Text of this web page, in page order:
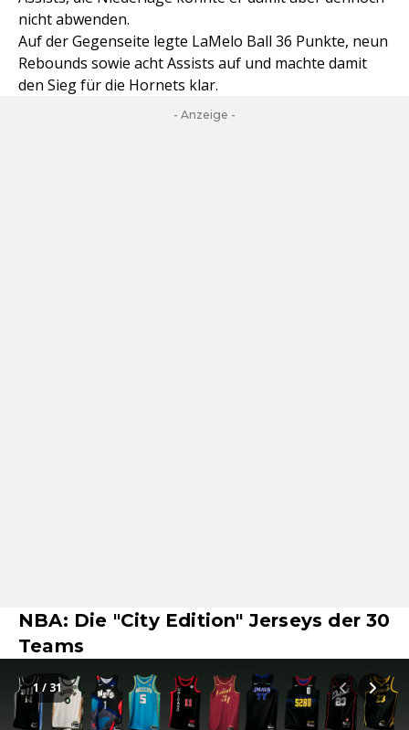
nicht abwenden.
Auf der Gegenseite legte LaMelo Ball 36 Punkte, neun
Rebounds sowie acht Assists auf und machte damit
den Sieg für die Hornets klar.
- Anzeige -
NBA: Die "City Edition" Jerseys der 30
Teams
1 / 31